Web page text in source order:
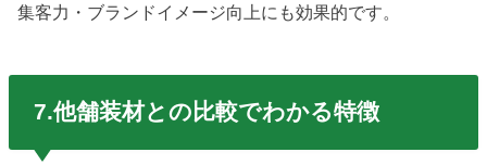
集客力・ブランドイメージ向上にも効果的です。
7.他舗装材との比較でわかる特徴